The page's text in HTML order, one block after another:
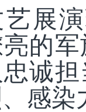
艺展
亮的
诚
感